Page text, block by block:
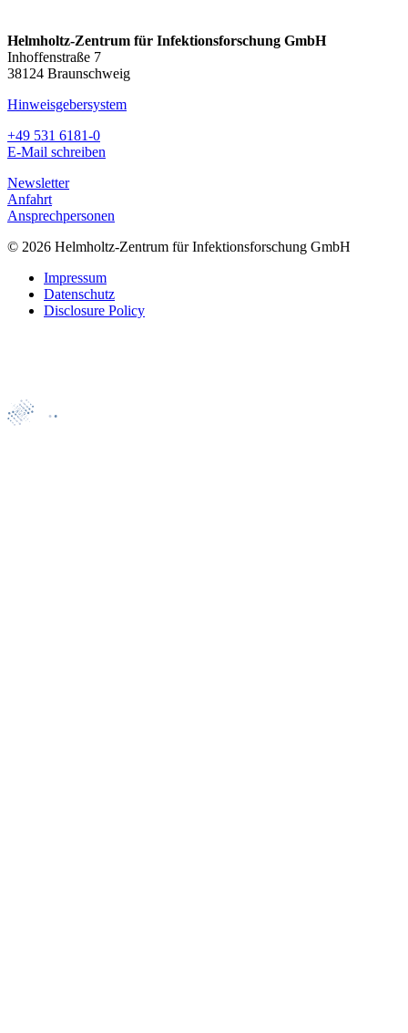
Helmholtz-Zentrum für Infektionsforschung GmbH
Inhoffenstraße 7
38124 Braunschweig
Hinweisgebersystem
+49 531 6181-0
E-Mail schreiben
Newsletter
Anfahrt
Ansprechpersonen
© 2026 Helmholtz-Zentrum für Infektionsforschung GmbH
Impressum
Datenschutz
Disclosure Policy